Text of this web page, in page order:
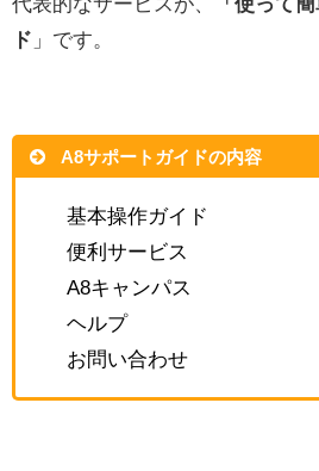
ド 」です。
A8サポートガイドの内容
基本操作ガイド
便利サービス
A8キャンパス
ヘルプ
お問い合わせ